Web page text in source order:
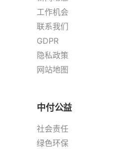
工作机会
联系我们
GDPR
隐私政策
网站地图
中付公益
社会责任
绿色环保